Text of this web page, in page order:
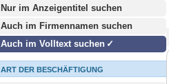
Nur im Anzeigentitel suchen
Auch im Firmennamen suchen
Auch im Volltext suchen
ART DER BESCHÄFTIGUNG